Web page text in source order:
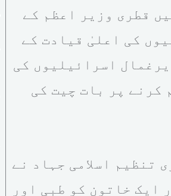
قطری وزیر اعظم کے
کی اعلیٰ قیادت کے
اسرائیلیوں کی
کرنے پر بات چیت کی
تنظیم اسلامی جہاد نے
ایک خاتون کو طبی اور